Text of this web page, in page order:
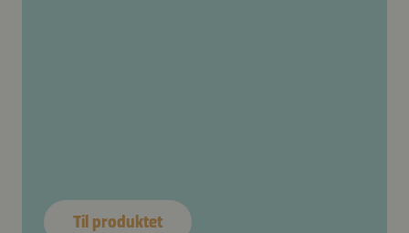
Til produktet